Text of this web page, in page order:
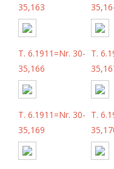
35,163
T. 6.1911=Nr. 30-
35,166
T.
T. 6.1911=Nr. 30-
35,169
T.